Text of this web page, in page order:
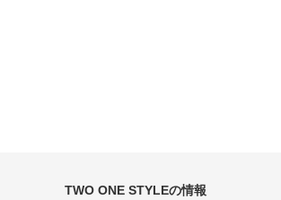
TWO ONE STYLEの情報